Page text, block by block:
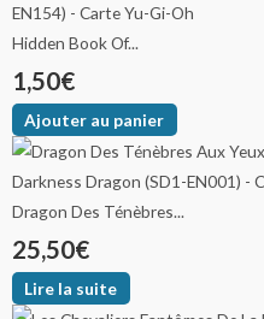
Hidden Book Of...
1,50€
Ajouter au panier
Dragon Des Ténèbres...
25,50€
Lire la suite